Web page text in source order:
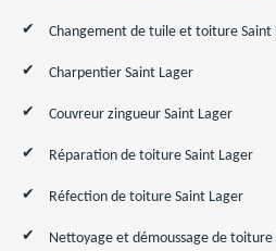
Changement de tuile et toiture Saint
Charpentier Saint Lager
Couvreur zingueur Saint Lager
Réparation de toiture Saint Lager
Réfection de toiture Saint Lager
Nettoyage et démoussage de toiture